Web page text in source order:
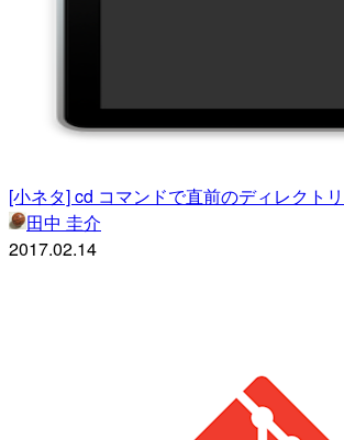
[小ネタ] cd コマンドで直前のディレクト
田中 圭介
2017.02.14